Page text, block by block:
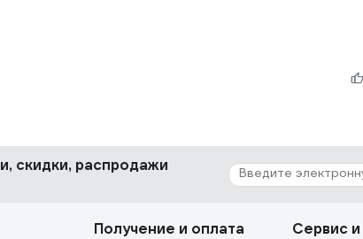
скидки, распродажи
Получение и оплата Сервис